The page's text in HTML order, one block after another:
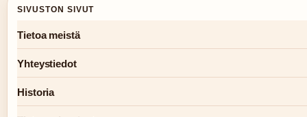
SIVUSTON SIVUT
Tietoa meistä
Yhteystiedot
Historia